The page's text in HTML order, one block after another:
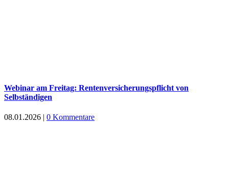
Webinar am Freitag: Rentenversicherungspflicht von
Selbständigen
08.01.2026 | 0 Kommentare